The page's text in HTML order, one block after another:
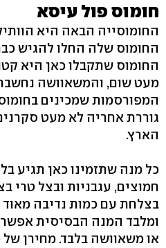
חומוס פול עיסא
החומוסייה הבאה היא
החומוס שתקבלו כאן היא
מעט שום, והמשאוושה
המפורסמות שמכינים
גוררת אחריה לא מעט
הארץ.
כל מנה שתזמינו כאן תגיע
חמוצים, עגבניות ובצל טרי
בצלחת עם כמות נדיבה מאוד
ומלבד המנה הבסיסית אפשר
או משאוושה בלבד. מחירן של כל